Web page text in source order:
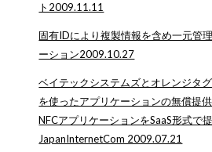
ト2009.11.11
固有IDにより複製情報を含め一元管
ーション2009.10.27
ベイテックシステムズとオレンジタ
を使ったアプリケーションの無償提
NFCアプリケーションをSaaS形式で提
JapanInternetCom 2009.07.21